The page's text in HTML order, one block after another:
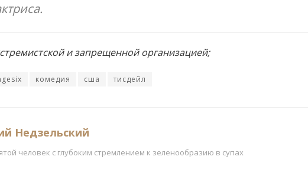
и запрещенной организацией;
комедия сша тисдейл
Недзельский
человек с глубоким стремлением к зеленообразию в супах